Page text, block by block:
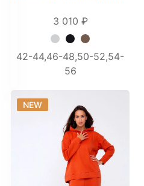
3 010 ₽
42-44,46-48,50-52,54-
56
+ 6 фото
NEW